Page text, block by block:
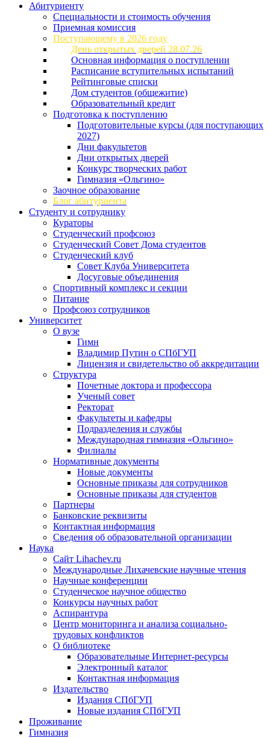
Абитуриенту
Специальности и стоимость обучения
Приемная комиссия
Поступающему в 2026 году
День открытых дверей 28.07.26
Основная информация о поступлении
Расписание вступительных испытаний
Рейтинговые списки
Дом студентов (общежитие)
Образовательный кредит
Подготовка к поступлению
Подготовительные курсы (для поступающих
2027)
Дни факультетов
Дни открытых дверей
Конкурс творческих работ
Гимназия «Ольгино»
Заочное образование
Блог абитуриента
Студенту и сотруднику
Кураторы
Студенческий профсоюз
Студенческий Совет Дома студентов
Студенческий клуб
Совет Клуба Университета
Досуговые объединения
Спортивный комплекс и секции
Питание
Профсоюз сотрудников
Университет
О вузе
Гимн
Владимир Путин о СПбГУП
Лицензия и свидетельство об аккредитации
Структура
Почетные доктора и профессора
Ученый совет
Ректорат
Факультеты и кафедры
Подразделения и службы
Международная гимназия «Ольгино»
Филиалы
Нормативные документы
Новые документы
Основные приказы для сотрудников
Основные приказы для студентов
Партнеры
Банковские реквизиты
Контактная информация
Сведения об образовательной организации
Наука
Сайт Lihachev.ru
Международные Лихачевские научные чтения
Научные конференции
Студенческое научное общество
Конкурсы научных работ
Аспирантура
Центр мониторинга и анализа социально-
трудовых конфликтов
О библиотеке
Образовательные Интернет-ресурсы
Электронный каталог
Контактная информация
Издательство
Издания СПбГУП
Новые издания СПбГУП
Проживание
Гимназия